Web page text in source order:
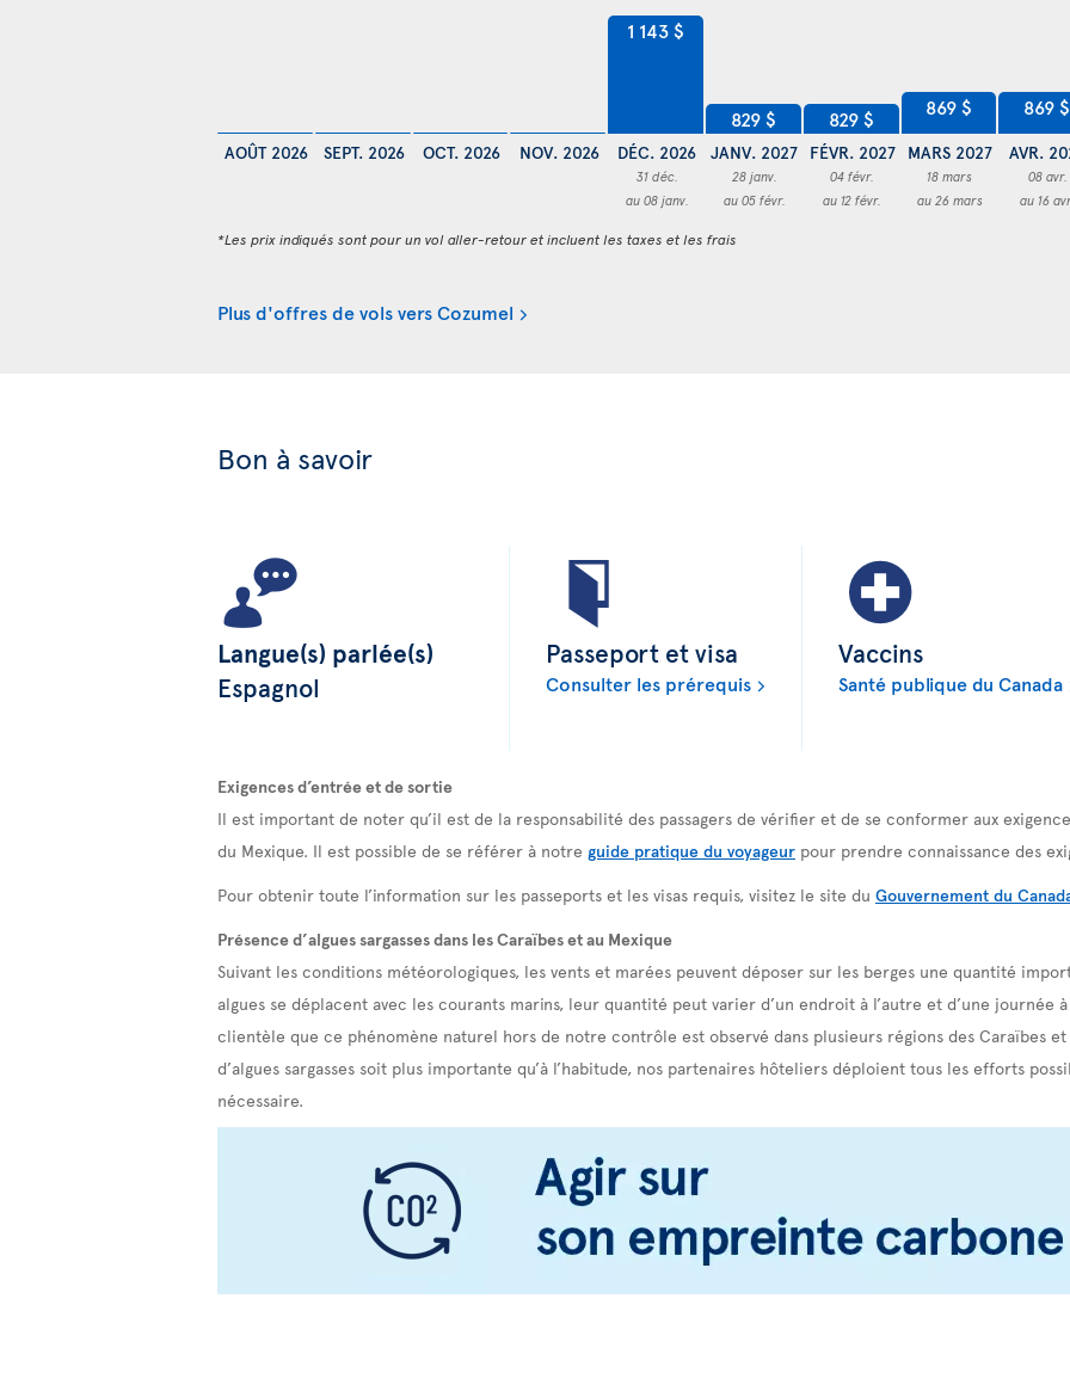
AOÛT 2026 SEPT. 2026 OCT. 2026 NOV. 2026
1 143 $
DÉC. 2026
31 déc.
au 08 janv.
829 $
JANV. 2027
28 janv.
au 05 févr.
829 $
FÉVR. 2027
04 févr.
au 12 févr.
869 $
MARS 2027
18 mars
au 26 mars
869 $
AVR.
08 avr.
au 16
*Les prix indiqués sont pour un vol aller-retour et incluent les taxes et les frais
Plus d'offres de vols vers Cozumel
Bon à savoir
Langue(s) parlée(s)
Espagnol
Passeport et visa
Consulter les prérequis
Vaccins
Santé publique du Canada
Exigences d’entrée et de sortie
Il est important de noter qu’il est de la responsabilité des passagers de vérifier et de se conformer aux
du Mexique. Il est possible de se référer à notre guide pratique du voyageur pour prendre connaissance des
Pour obtenir toute l’information sur les passeports et les visas requis, visitez le site du Gouvernement du
Présence d’algues sargasses dans les Caraïbes et au Mexique
Suivant les conditions météorologiques, les vents et marées peuvent déposer sur les berges une quantité
algues se déplacent avec les courants marins, leur quantité peut varier d’un endroit à l’autre et d’une journée
clientèle que ce phénomène naturel hors de notre contrôle est observé dans plusieurs régions des Caraïbes
d’algues sargasses soit plus importante qu’à l’habitude, nos partenaires hôteliers déploient tous les efforts
nécessaire.